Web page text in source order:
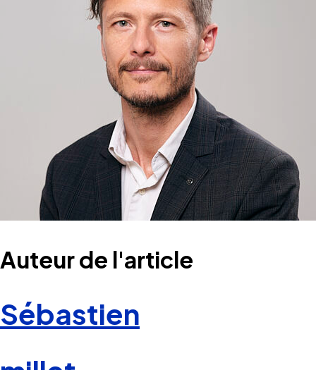
Auteur de l'article
Sébastien